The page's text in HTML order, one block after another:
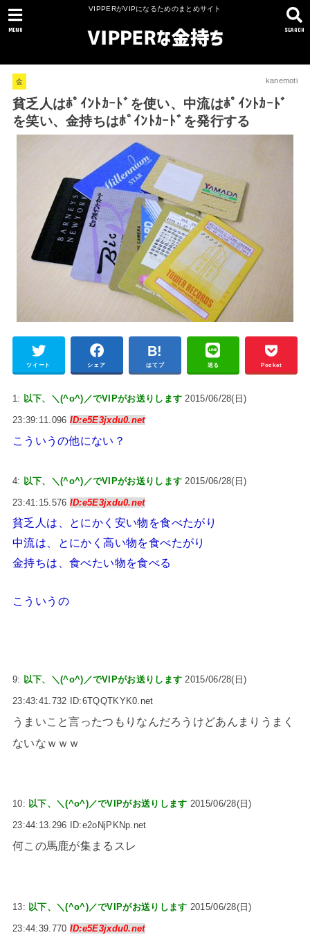
VIPPERがVIPになるためのまとめサイト
SEARCH
MENU
金 kanemoti
貧乏人はﾎﾟｲﾝﾄｶｰﾄﾞを使い、中流はﾎﾟｲﾝﾄｶｰﾄﾞ
を笑い、金持ちはﾎﾟｲﾝﾄｶｰﾄﾞを発行する
ツイート シェア はてブ 送る Pocket
1: 以下、＼(^o^)／でVIPがお送りします 2015/06/28(日)
23:39:11.096 ID:e5E3jxdu0.net
こういうの他にない？
4: 以下、＼(^o^)／でVIPがお送りします 2015/06/28(日)
23:41:15.576 ID:e5E3jxdu0.net
貧乏人は、とにかく安い物を食べたがり
中流は、とにかく高い物を食べたがり
金持ちは、食べたい物を食べる
こういうの
9: 以下、＼(^o^)／でVIPがお送りします 2015/06/28(日)
23:43:41.732 ID:6TQQTKYK0.net
うまいこと言ったつもりなんだろうけどあんまりうまく
ないなｗｗｗ
10: 以下、＼(^o^)／でVIPがお送りします 2015/06/28(日)
23:44:13.296 ID:e2oNjPKNp.net
何この馬鹿が集まるスレ
13: 以下、＼(^o^)／でVIPがお送りします 2015/06/28(日)
23:44:39.770 ID:e5E3jxdu0.net